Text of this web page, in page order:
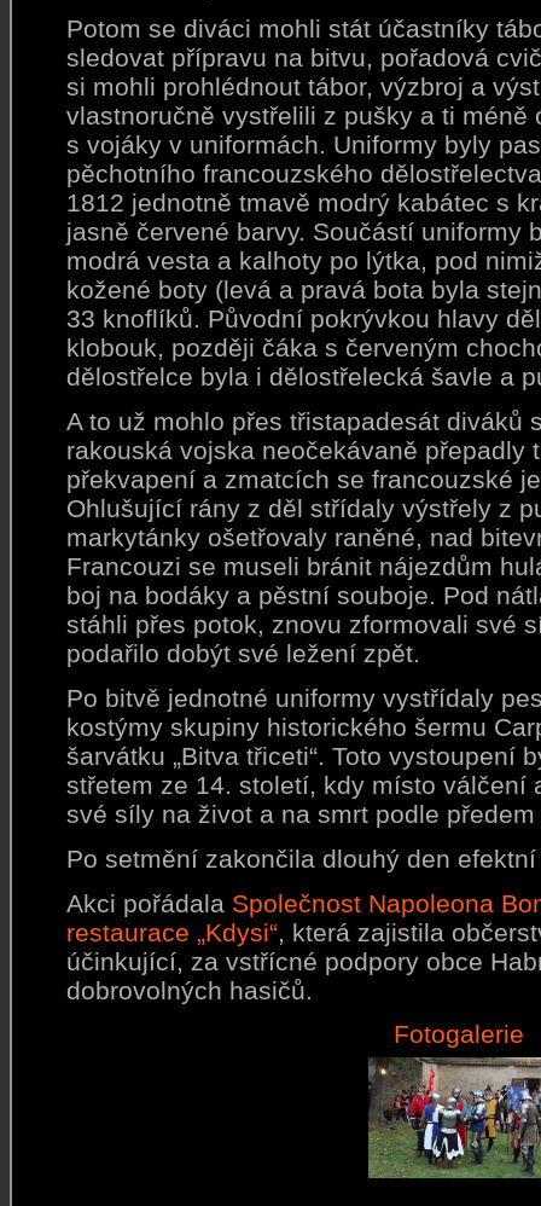
Potom se diváci mohli stát účastníky
sledovat přípravu na bitvu, pořadová
si mohli prohlédnout tábor, výzbroj a
vlastnoručně vystřelili z pušky a ti méně
s vojáky v uniformách. Uniformy byly
pěchotního francouzského
1812 jednotně tmavě modrý kabátec s
jasně červené barvy. Součástí uniformy
modrá vesta a kalhoty po lýtka, pod
kožené boty (levá a pravá bota byla
33 knoflíků. Původní pokrývkou hlavy
klobouk, později čáka s červeným
dělostřelce byla i dělostřelecká šavle a
A to už mohlo přes třistapadesát diváků
rakouská vojska neočekávaně přepadly
překvapení a zmatcích se francouzské
Ohlušující rány z děl střídaly výstřely z
markytánky ošetřovaly raněné, nad
Francouzi se museli bránit nájezdům
boj na bodáky a pěstní souboje. Pod
stáhli přes potok, znovu zformovali své
podařilo dobýt své ležení zpět.
Po bitvě jednotné uniformy vystřídaly
kostýmy skupiny historického šermu
šarvátku „Bitva třiceti“. Toto vystoupení
střetem ze 14. století, kdy místo válčení
své síly na život a na smrt podle
Po setmění zakončila dlouhý den
Akci pořádala Společnost Napoleona
restaurace „Kdysi“ , která zajistila
účinkující, za vstřícné podpory obce
dobrovolných hasičů.
Fotogalerie